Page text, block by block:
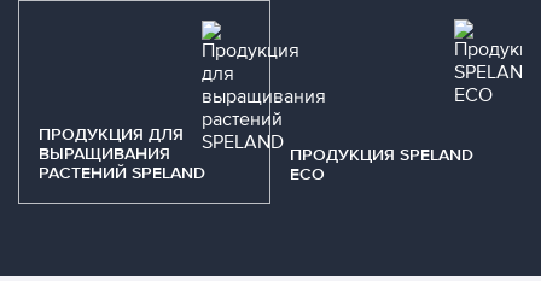
ПРОДУКЦИЯ ДЛЯ
ВЫРАЩИВАНИЯ
РАСТЕНИЙ SPELAND
ПРОДУКЦИЯ SPELAND
ECO